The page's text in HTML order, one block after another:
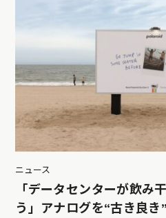
ニュース
「データセンターが飲み
う」アナログを“古き良き